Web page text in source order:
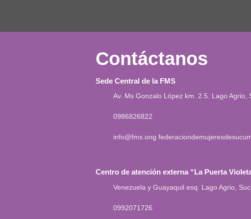
Contáctanos
Sede Central de la FMS
Av. Ms Gonzalo López km. 2.5. Lago Agrio,
0986826822
info@fms.ong
Centro de atención externa “La Puerta
Venezuela y Guayaquil esq. Lago Agrio,
0992071726